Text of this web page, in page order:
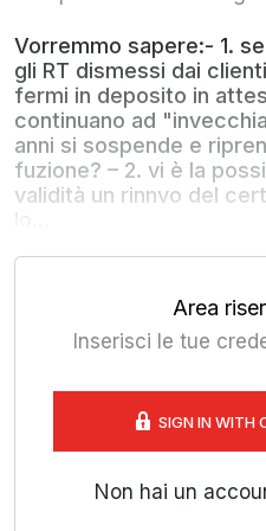
Vorremmo sapere:- 1.
gli RT dismessi dai
fermi in deposito in
continuano ad
anni si sospende e
fuzione? – 2. vi è la
validità un rinnvo del
Area
Inserisci le tue
SIGN IN WITH
Non hai un